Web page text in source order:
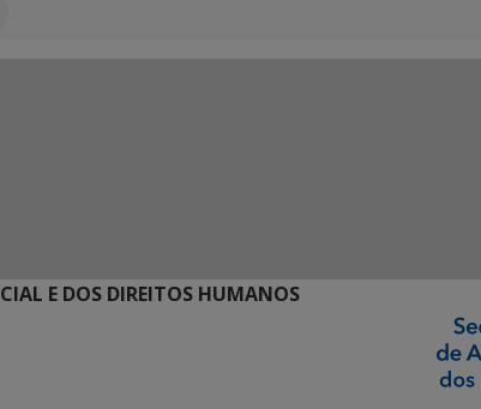
E DOS DIREITOS HUMANOS